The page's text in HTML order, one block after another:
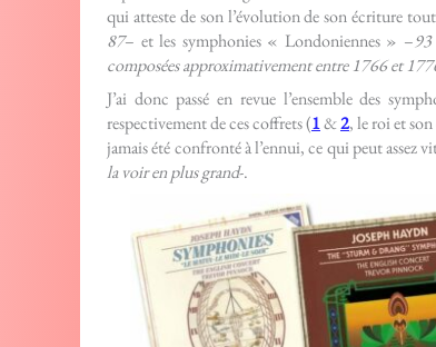
qui atteste de son l’évolution de son écriture
87– et les symphonies « Londoniennes » –
composées approximativement entre 1766 et
J’ai donc passé en revue l’ensemble des
respectivement de ces coffrets (1&2, le roi et
jamais été confronté à l’ennui, ce qui peut assez
la voir en plus grand-.